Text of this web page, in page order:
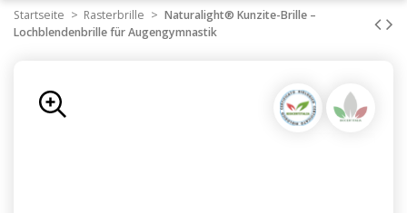
Startseite Rasterbrille
Naturalight® Kunzite-Brille –
Lochblendenbrille für Augengymnastik